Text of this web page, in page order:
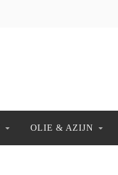
OLIE & AZIJN